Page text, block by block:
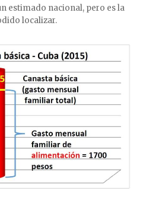
estimado nacional, pero es la
localizar.